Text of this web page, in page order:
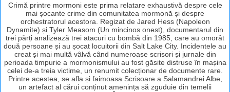
Crimă printre mormoni este prima relatare exhaustivă despre cele
mai șocante crime din comunitatea mormonă și despre
orchestratorul acestora. Regizat de Jared Hess (Napoleon
Dynamite) și Tyler Measom (Un mincinos onest), documentarul din
trei părți analizează trei atacuri cu bombă din 1985, care au omorât
două persoane și au șocat locuitorii din Salt Lake City. Incidentele au
creat și mai multă vâlvă când numeroase scrisori și jurnale din
perioada timpurie a mormonismului au fost găsite distruse în mașina
celei de-a treia victime, un renumit colecționar de documente rare.
Printre acestea, se afla și faimoasa Scrisoare a Salamandrei Albe,
un artefact al cărui conținut amenința să zguduie din temelii